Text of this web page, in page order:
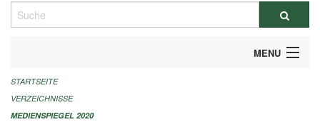
Suche
MENU
INFOS ZUM ED-MEDIENSPIEGEL
IMPRESSUM
STARTSEITE
VERZEICHNISSE
MEDIENSPIEGEL 2020